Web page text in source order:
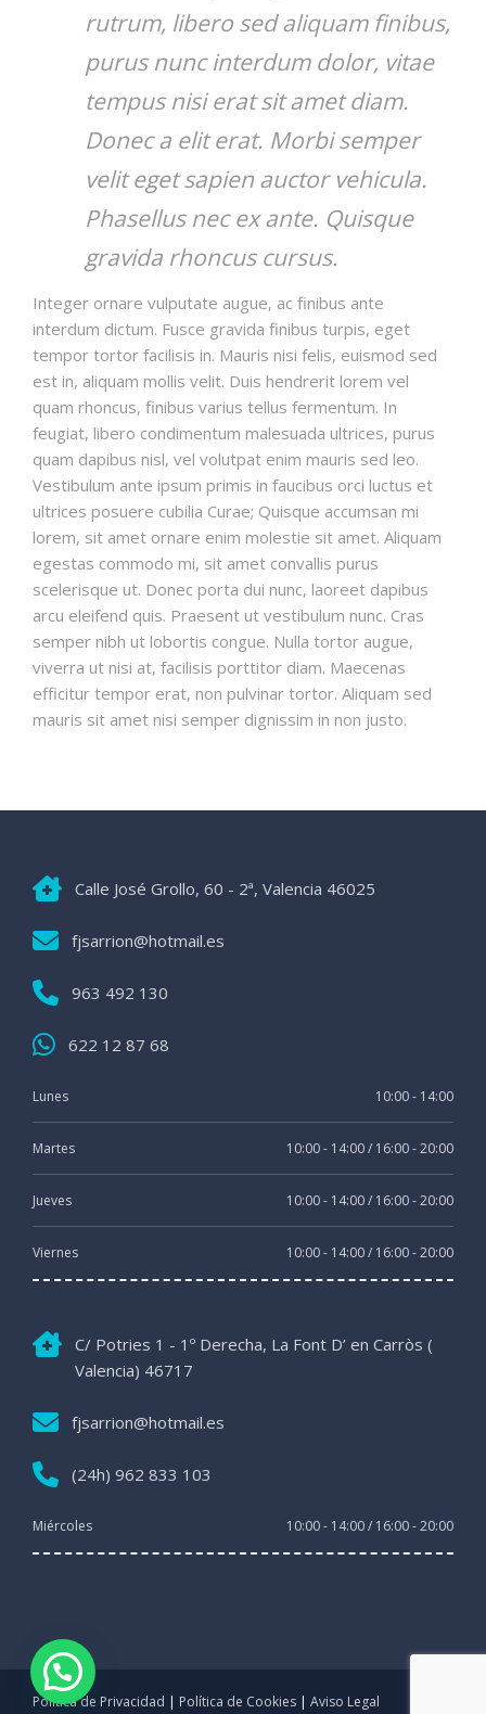
rutrum, libero sed aliquam finibus,
purus nunc interdum dolor, vitae
tempus nisi erat sit amet diam.
Donec a elit erat. Morbi semper
velit eget sapien auctor vehicula.
Phasellus nec ex ante. Quisque
gravida rhoncus cursus.
Integer ornare vulputate augue, ac finibus ante
interdum dictum. Fusce gravida finibus turpis, eget
tempor tortor facilisis in. Mauris nisi felis, euismod sed
est in, aliquam mollis velit. Duis hendrerit lorem vel
quam rhoncus, finibus varius tellus fermentum. In
feugiat, libero condimentum malesuada ultrices, purus
quam dapibus nisl, vel volutpat enim mauris sed leo.
Vestibulum ante ipsum primis in faucibus orci luctus et
ultrices posuere cubilia Curae; Quisque accumsan mi
lorem, sit amet ornare enim molestie sit amet. Aliquam
egestas commodo mi, sit amet convallis purus
scelerisque ut. Donec porta dui nunc, laoreet dapibus
arcu eleifend quis. Praesent ut vestibulum nunc. Cras
semper nibh ut lobortis congue. Nulla tortor augue,
viverra ut nisi at, facilisis porttitor diam. Maecenas
efficitur tempor erat, non pulvinar tortor. Aliquam sed
mauris sit amet nisi semper dignissim in non justo.
Calle José Grollo, 60 - 2ª, Valencia 46025
fjsarrion@hotmail.es
963 492 130
622 12 87 68
Lunes 10:00 - 14:00
Martes 10:00 - 14:00 / 16:00 - 20:00
Jueves 10:00 - 14:00 / 16:00 - 20:00
Viernes 10:00 - 14:00 / 16:00 - 20:00
C/ Potries 1 - 1º Derecha, La Font D’ en Carròs (
Valencia) 46717
fjsarrion@hotmail.es
(24h) 962 833 103
Miércoles 10:00 - 14:00 / 16:00 - 20:00
Política de Privacidad | Política de Cookies | Aviso Legal